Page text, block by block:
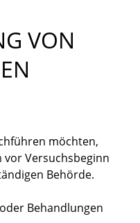
VON
möchten,
vor Versuchsbeginn
Behörde.
Behandlungen